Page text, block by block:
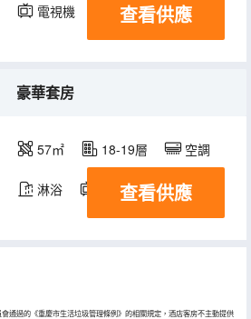
電視機 冰箱
查看供應
豪華套房
57㎡ 18-19層 空調
淋浴 電視機 冰箱
查看供應
通過的《重慶市生活垃圾管理條例》的相關規定，酒店客房不主動提供